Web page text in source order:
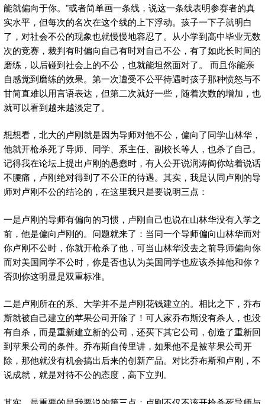
能就偏向于你。”或者简单画一条线，说这一条线表明参赛者的真
实水平，但每次的名次在这个线的上下浮动。孩子一下子就明白
了，对社会不公的现象也就慢慢地容忍了。从小学到高中毕业无数
次的竞赛，裁判有时偏向自己有时对自己不公，有了如此长时间的
磨练，以后碰到社会上的不公，也就能坦然面对了。 而且你能亲
自感觉到磨练的效果。第一次遭受不公平待遇时孩子那种愤怒与不
甘简直难以用言语表达，但第二次就好一些，随着次数的增加，也
就可以看到越来越淡定了。
想想看，北大的卢刚就是因为导师对他不公，偏向了同学山林华，
他就开枪杀死了导师、同学、系主任、副校长等人，也杀了自己。
记得我在论坛上提出卢刚的愚蠢时，有人公开说润涛阎你站着说话
不腰痛，卢刚绝对得到了不公正的待遇。其实，我是认同卢刚的导
师对卢刚不公的结论的，在这里我只是要说明三点：
一是卢刚的导师有偏向的习惯，卢刚自己也说在山林华没有入学之
前，他是偏向卢刚的。问题就来了：当同一个导师偏向山林华而对
你卢刚不公时，你就开枪杀了他，可当山林华没去之前导师偏向你
而对美国同学不公时，你是否也认为美国同学也应该杀掉他和你？
否则你这明显是双重标准。
二是卢刚所在的系、大学并不是卢刚花钱建立的。相比之下，乔布
斯就被自己建立的苹果公司开除了！可人家乔布斯没有杀人，也没
有自杀，而是重新建立新的公司，还买下其它公司，创造了重新回
到苹果公司的条件。乔布斯自传里讲，如果他不是被苹果公司开
除，那他就没有机会搞出后来的创新产品。对比乔布斯和卢刚，不
说成就，就是对待不公的态度，高下立判。